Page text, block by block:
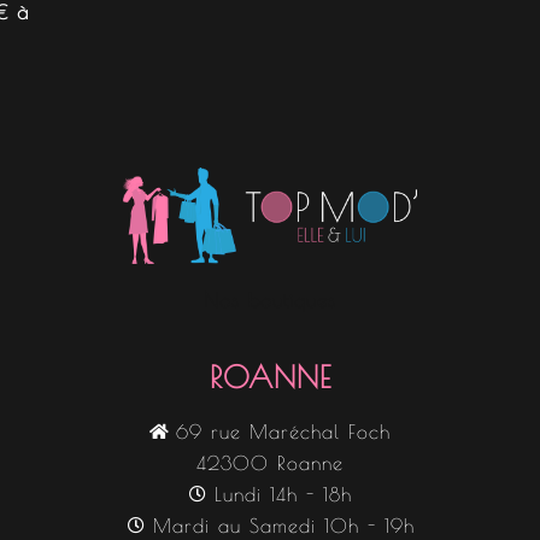
à
ROANNE
69 rue Maréchal Foch
42300 Roanne
Lundi 14h - 18h
Mardi au Samedi 10h - 19h